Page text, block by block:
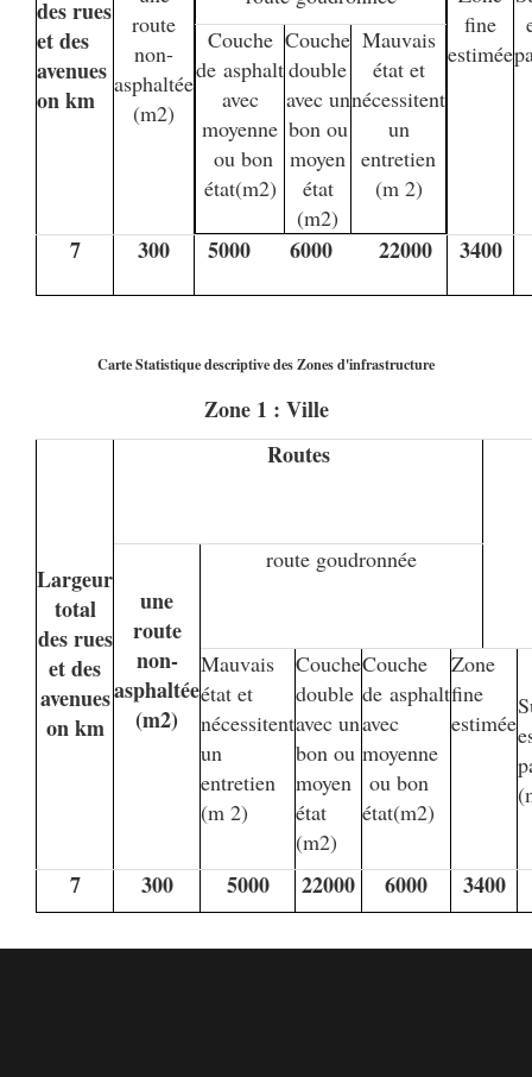
des rues
et des
avenues
on km
route
non-
asphaltée
(m2)
Couche
de asphalt
avec
moyenne
ou bon
état(m2)
Couche
double
avec un
bon ou
moyen
état
(m2)
Mauvais
état et
nécessitent
un
entretien
(m 2)
fine
estimée
7 300 5000 6000 22000 3400
Carte Statistique descriptive des Zones d'infrastructure
Zone 1 : Ville
Largeur
total
des rues
et des
avenues
on km
Routes
une
route
non-
asphaltée
(m2)
route goudronnée
Mauvais
état et
nécessitent
un
entretien
(m 2)
Couche
double
avec un
bon ou
moyen
état
(m2)
Couche
de asphalt
avec
moyenne
ou bon
état(m2)
Zone
fine
estimée
7 300 5000 22000 6000 3400